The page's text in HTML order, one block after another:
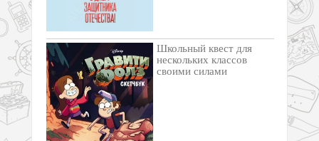
Школьный квест для
нескольких классов
своими силами